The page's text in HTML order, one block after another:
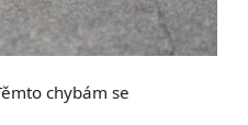
chybám se